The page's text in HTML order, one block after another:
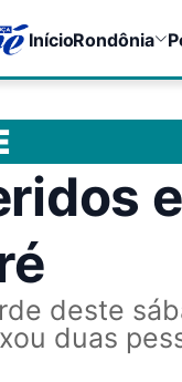
InícioRondônia
deste
duas